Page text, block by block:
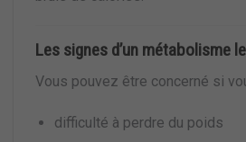
Les signes d’un métabolisme
Vous pouvez être concerné si
difficulté à perdre du poids